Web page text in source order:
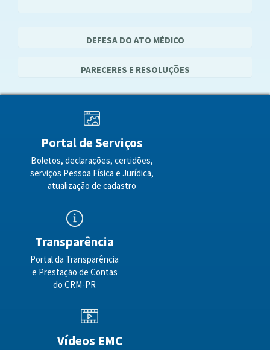
DEFESA DO ATO MÉDICO
PARECERES E RESOLUÇÕES
Portal de Serviços
Boletos, declarações, certidões,
serviços Pessoa Física e Jurídica,
atualização de cadastro
Transparência
Portal da Transparência
e Prestação de Contas
do CRM-PR
Vídeos EMC